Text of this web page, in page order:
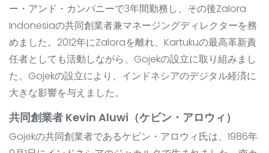
ー・アンド・カンパニーで3年間勤務し、その後Zalora
Indonesiaの共同創業者兼マネージングディレクターを務
めました。2012年にZaloraを離れ、Kartukuの最高革新責
任者としても活動しながら、Gojekの設立に取り組みまし
た。Gojekの設立により、インドネシアのデジタル経済に
大きな影響を与えました。
共同創業者 Kevin Aluwi（ケビン・アロウィ）
Gojekの共同創業者であるケビン・アロウィ氏は、1986年